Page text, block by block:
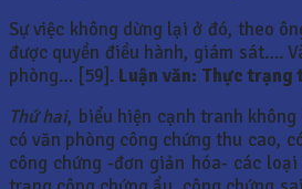
Sự việc không dừng lại ở đó, theo
được quyền điều hành, giám sát….
phòng… [59]. Luận văn: Thực trạng
Thứ hai, biểu hiện cạnh tranh
có văn phòng công chứng thu cao,
công chứng -đơn giản hóa- các